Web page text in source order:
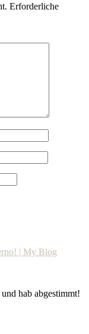
Erforderliche
| My Blog
hab abgestimmt!